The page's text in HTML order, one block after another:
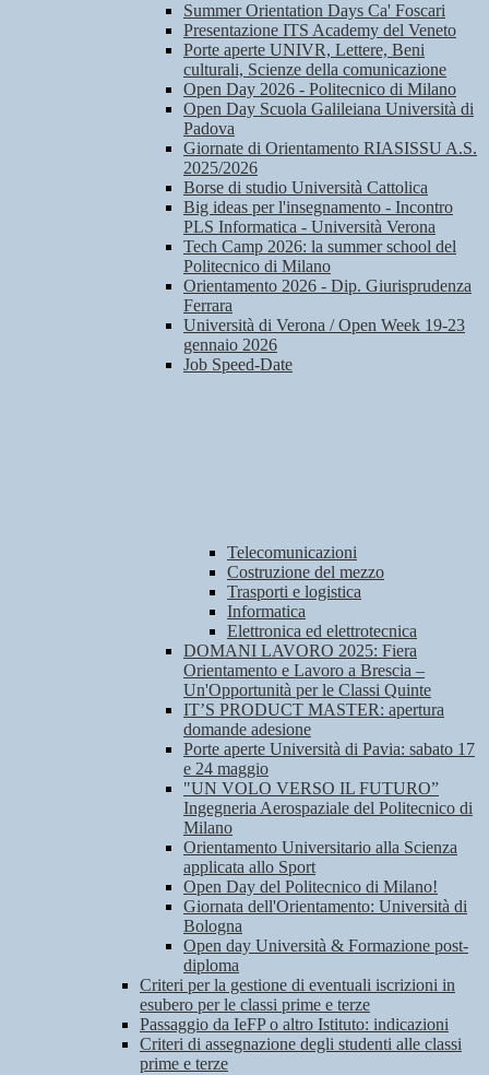
Summer Orientation Days Ca' Foscari
Presentazione ITS Academy del Veneto
Porte aperte UNIVR, Lettere, Beni
culturali, Scienze della comunicazione
Open Day 2026 - Politecnico di Milano
Open Day Scuola Galileiana Università di
Padova
Giornate di Orientamento RIASISSU A.S.
2025/2026
Borse di studio Università Cattolica
Big ideas per l'insegnamento - Incontro
PLS Informatica - Università Verona
Tech Camp 2026: la summer school del
Politecnico di Milano
Orientamento 2026 - Dip. Giurisprudenza
Ferrara
Università di Verona / Open Week 19-23
gennaio 2026
Job Speed-Date
Telecomunicazioni
Costruzione del mezzo
Trasporti e logistica
Informatica
Elettronica ed elettrotecnica
DOMANI LAVORO 2025: Fiera
Orientamento e Lavoro a Brescia –
Un'Opportunità per le Classi Quinte
IT’S PRODUCT MASTER: apertura
domande adesione
Porte aperte Università di Pavia: sabato 17
e 24 maggio
"UN VOLO VERSO IL FUTURO”
Ingegneria Aerospaziale del Politecnico di
Milano
Orientamento Universitario alla Scienza
applicata allo Sport
Open Day del Politecnico di Milano!
Giornata dell'Orientamento: Università di
Bologna
Open day Università & Formazione post-
diploma
Criteri per la gestione di eventuali iscrizioni in
esubero per le classi prime e terze
Passaggio da IeFP o altro Istituto: indicazioni
Criteri di assegnazione degli studenti alle classi
prime e terze